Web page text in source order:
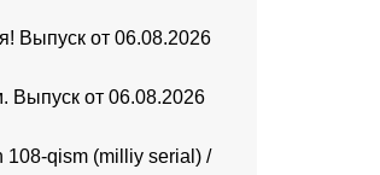
Выпуск от 06.08.2026
Выпуск от 06.08.2026
108-qism (milliy serial) /